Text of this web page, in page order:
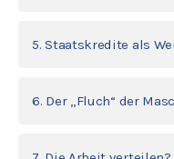
5. Staatskredite als
6. Der „Fluch“ der